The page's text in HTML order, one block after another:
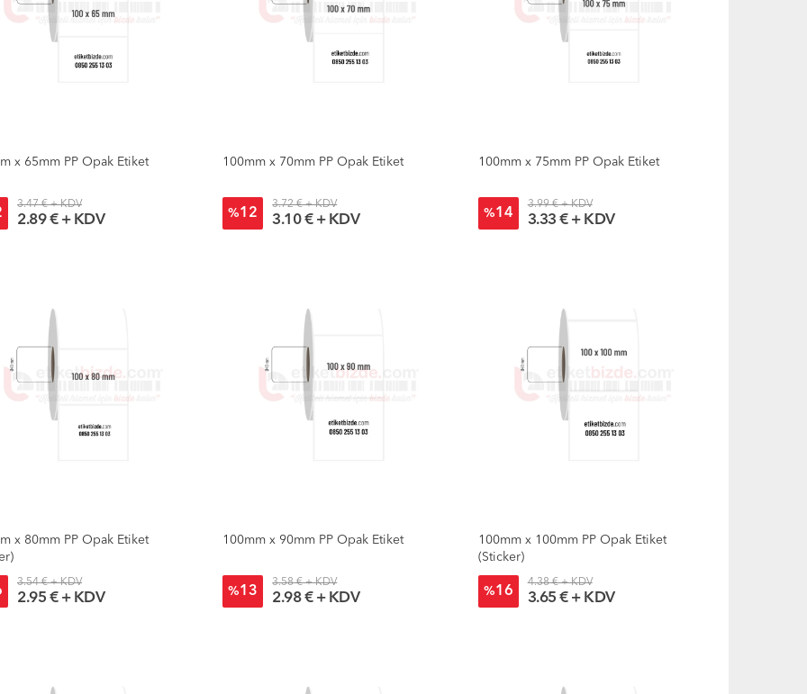
x 65mm PP Opak Etiket
3.47 € + KDV
2.89 € + KDV
100mm x 70mm PP Opak Etiket
%12
3.72 € + KDV
3.10 € + KDV
100mm x 75mm PP Opak Etiket
%14
3.99 € + KDV
3.33 € + KDV
x 80mm PP Opak Etiket
3.54 € + KDV
2.95 € + KDV
100mm x 90mm PP Opak Etiket
%13
3.58 € + KDV
2.98 € + KDV
100mm x 100mm PP Opak Etiket
(Sticker)
%16
4.38 € + KDV
3.65 € + KDV